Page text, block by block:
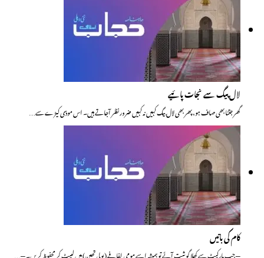
لال پیگ سے نجات پائیے
گھر جتنا بھی صاف ہو، پھر بھی لال بیگ کہیں نہ کہیں ضرور نظر آجاتے ہیں۔ اس موذی کیڑے سے…
کام کی باتیں
— جب مارکیٹ سے کھلا گوشت آئے تو ہمیشہ اسے مومی لفافے (پولی تھین) میں لپیٹ کر محفوظ کریں۔ —…